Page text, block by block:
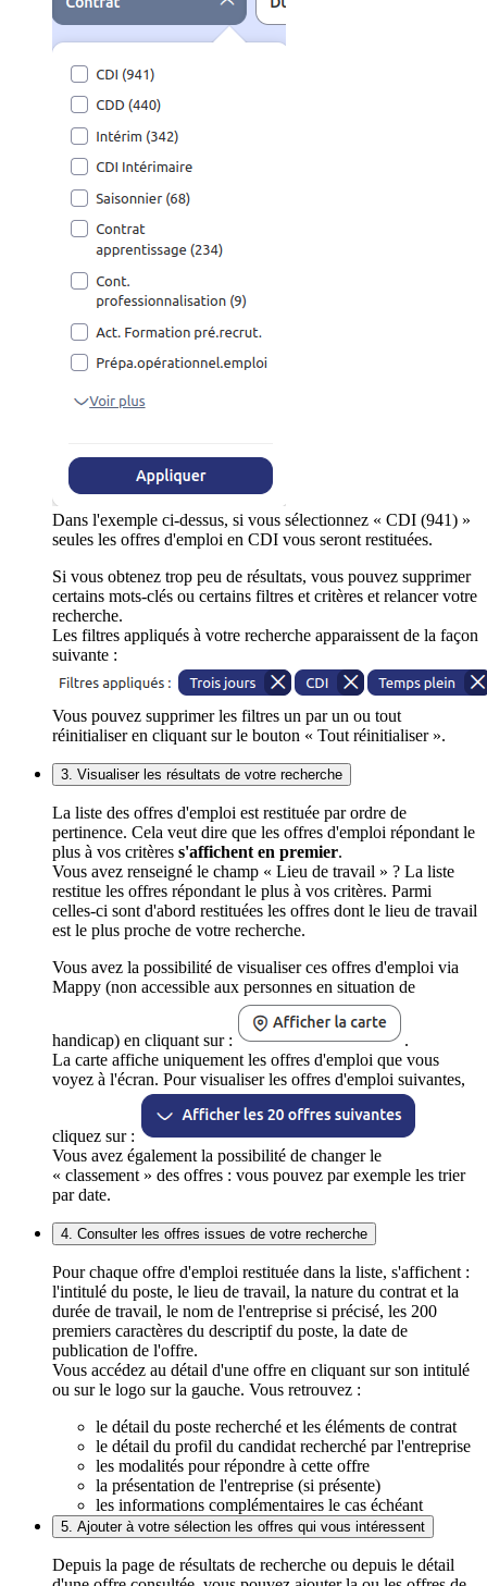
Dans l'exemple ci-dessus, si vous sélectionnez « CDI (941) »
seules les offres d'emploi en CDI vous seront restituées.
Si vous obtenez trop peu de résultats, vous pouvez supprimer
certains mots-clés ou certains filtres et critères et relancer votre
recherche.
Les filtres appliqués à votre recherche apparaissent de la façon
suivante :
Vous pouvez supprimer les filtres un par un ou tout
réinitialiser en cliquant sur le bouton « Tout réinitialiser ».
3. Visualiser les résultats de votre recherche
La liste des offres d'emploi est restituée par ordre de
pertinence. Cela veut dire que les offres d'emploi répondant le
plus à vos critères s'affichent en premier.
Vous avez renseigné le champ « Lieu de travail » ? La liste
restitue les offres répondant le plus à vos critères. Parmi
celles-ci sont d'abord restituées les offres dont le lieu de travail
est le plus proche de votre recherche.
Vous avez la possibilité de visualiser ces offres d'emploi via
Mappy (non accessible aux personnes en situation de
handicap) en cliquant sur :
.
La carte affiche uniquement les offres d'emploi que vous
voyez à l'écran. Pour visualiser les offres d'emploi suivantes,
cliquez sur :
Vous avez également la possibilité de changer le
« classement » des offres : vous pouvez par exemple les trier
par date.
4. Consulter les offres issues de votre recherche
Pour chaque offre d'emploi restituée dans la liste, s'affichent :
l'intitulé du poste, le lieu de travail, la nature du contrat et la
durée de travail, le nom de l'entreprise si précisé, les 200
premiers caractères du descriptif du poste, la date de
publication de l'offre.
Vous accédez au détail d'une offre en cliquant sur son intitulé
ou sur le logo sur la gauche. Vous retrouvez :
le détail du poste recherché et les éléments de contrat
le détail du profil du candidat recherché par l'entreprise
les modalités pour répondre à cette offre
la présentation de l'entreprise (si présente)
les informations complémentaires le cas échéant
5. Ajouter à votre sélection les offres qui vous intéressent
Depuis la page de résultats de recherche ou depuis le détail